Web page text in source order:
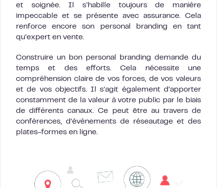
et soignée. Il s’habille toujours de manière
impeccable et se présente avec assurance. Cela
renforce encore son personal branding en tant
qu’expert en vente.
Construire un bon personal branding demande du
temps et des efforts. Cela nécessite une
compréhension claire de vos forces, de vos valeurs
et de vos objectifs. Il s’agit également d’apporter
constamment de la valeur à votre public par le biais
de différents canaux. Ce peut être au travers de
conférences, d’événements de réseautage et des
plates-formes en ligne.